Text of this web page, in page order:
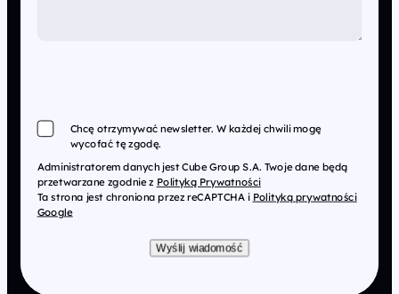
Chcę otrzymywać newsletter. W każdej chwili mogę
wycofać tę zgodę.
Administratorem danych jest Cube Group S.A. Twoje dane będą
przetwarzane zgodnie z Polityką Prywatności
Ta strona jest chroniona przez reCAPTCHA i Polityką prywatności
Google
Wyślij wiadomość